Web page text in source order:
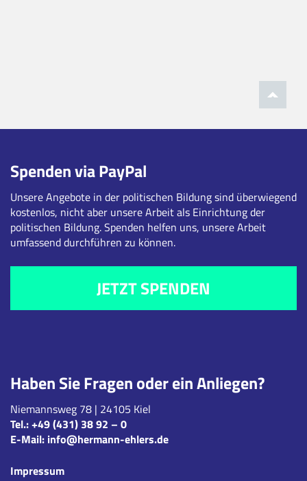
Haben Sie Fragen oder ein Anliegen?
Niemannsweg 78 | 24105 Kiel
Tel.:+49 (431) 38 92 – 0
E-Mail: info@hermann-ehlers.de
Impressum
Spenden via PayPal
Unsere Angebote in der politischen Bildung sind überwiegend
kostenlos, nicht aber unsere Arbeit als Einrichtung der
politischen Bildung. Spenden helfen uns, unsere Arbeit
umfassend durchführen zu können.
JETZT SPENDEN